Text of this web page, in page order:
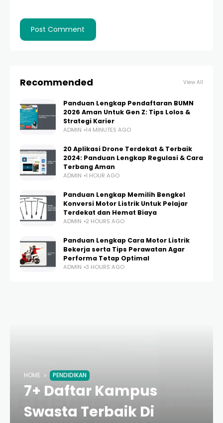
Recommended View All
Panduan Lengkap Pendaftaran BUMN
2026 Aman Untuk Gen Z: Tips Lolos &
Strategi Karier
ADMIN 14 MINUTES AGO
20 Aplikasi Drone Terdekat & Terbaik
2024: Panduan Lengkap Regulasi & Cara
Terbang Aman
ADMIN 1 HOUR AGO
Panduan Lengkap Memilih Bengkel
Konversi Motor Listrik Untuk Pelajar
Terdekat dan Hemat Biaya
ADMIN 2 HOURS AGO
Panduan Lengkap Cara Motor Listrik
Bekerja serta Tips Perawatan Agar
Performa Tetap Optimal
ADMIN 3 HOURS AGO
HOME PENDIDIKAN
7+ Daftar Kampus
Swasta Terbaik Di